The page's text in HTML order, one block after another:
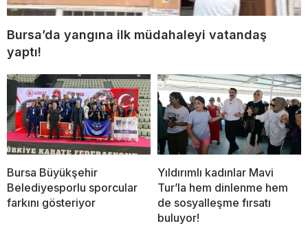
Bursa’da yangına ilk müdahaleyi vatandaş
yaptı!
Bursa Büyükşehir
Belediyesporlu sporcular
farkını gösteriyor
Yıldırımlı kadınlar Mavi
Tur’la hem dinlenme hem
de sosyalleşme fırsatı
buluyor!